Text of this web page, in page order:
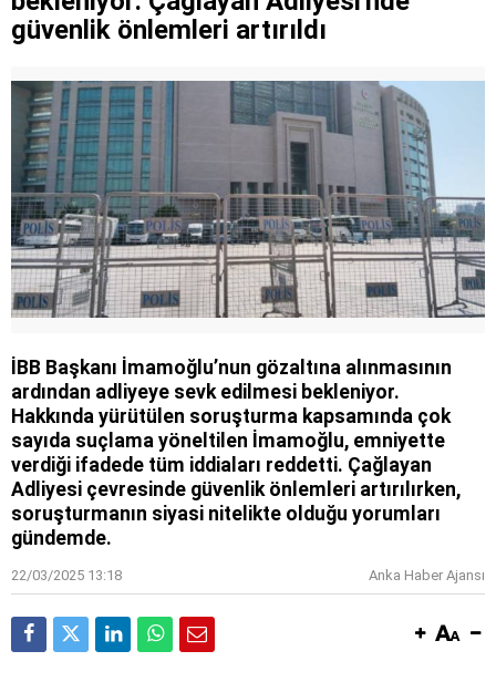
güvenlik önlemleri artırıldı
İBB Başkanı İmamoğlu’nun gözaltına alınmasının
ardından adliyeye sevk edilmesi bekleniyor.
Hakkında yürütülen soruşturma kapsamında çok
sayıda suçlama yöneltilen İmamoğlu, emniyette
verdiği ifadede tüm iddiaları reddetti. Çağlayan
Adliyesi çevresinde güvenlik önlemleri artırılırken,
soruşturmanın siyasi nitelikte olduğu yorumları
gündemde.
22/03/2025 13:18 Anka Haber Ajansı